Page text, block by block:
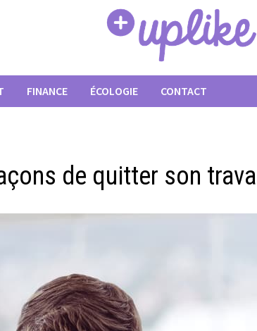
FINANCE ÉCOLOGIE CONTACT
de quitter son